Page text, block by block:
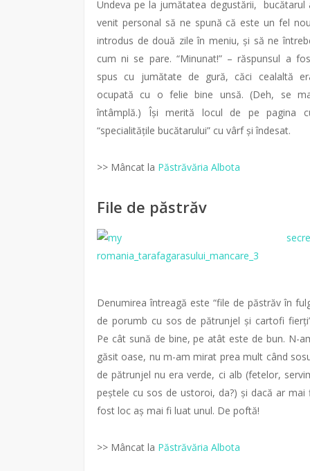
Undeva pe la jumătatea degustării, bucătarul
venit personal să ne spună că este un fel
introdus de două zile în meniu, și să ne
cum ni se pare. “Minunat!” – răspunsul a
spus cu jumătate de gură, căci cealaltă
ocupată cu o felie bine unsă. (Deh, se
întâmplă.) Își merită locul de pe pagina
“specialitățile bucătarului” cu vârf și îndesat.
>> Mâncat la Păstrăvăria Albota
File de păstrăv
Denumirea întreagă este “file de păstrăv în
de porumb cu sos de pătrunjel și cartofi
Pe cât sună de bine, pe atât este de bun. N-
găsit oase, nu m-am mirat prea mult când
de pătrunjel nu era verde, ci alb (fetelor,
peștele cu sos de ustoroi, da?) și dacă ar mai
fost loc aș mai fi luat unul. De poftă!
>> Mâncat la Păstrăvăria Albota